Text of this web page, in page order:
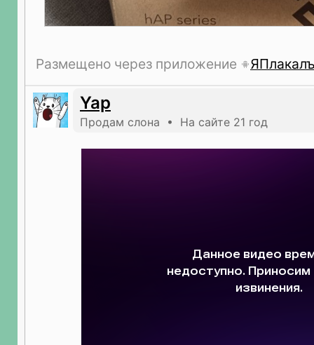
Размещено через приложение
Yap
Продам слона • На сайте 21 год